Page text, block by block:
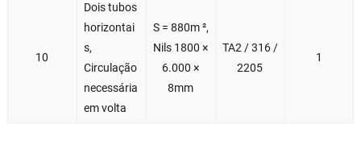
10
Dois tubos
horizontai
s,
Circulação
necessária
em volta
S = 880m ²,
Nils 1800 ×
6.000 ×
8mm
TA2 / 316 /
2205
1